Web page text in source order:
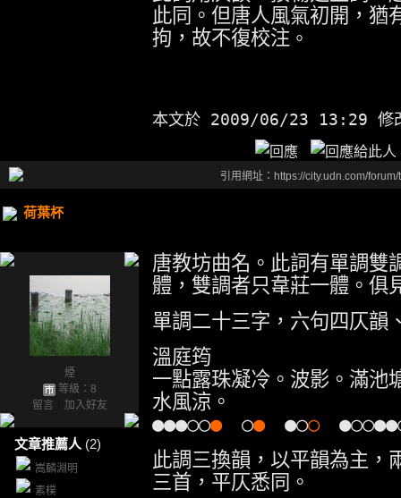
此同。但唐人風氣初開，猶
拘，故不復校注 。
本文於 2009/06/23 13:29 修
引用網址：https://city.udn.com/
荷葉杯
煙
等級：8
留言
加入好友
文章推薦人 (2)
嵩麟淵明
素樸
唐教坊曲名。此詞有單調雙
體，雙調者只韋莊一體。俱
單調二十三字，六句四仄韻
溫庭筠
一點露珠凝冷。波影。滿池
水風涼。
●●●○○●○●●○○
此調三換韻，以平韻為主，
三首，平仄悉同。